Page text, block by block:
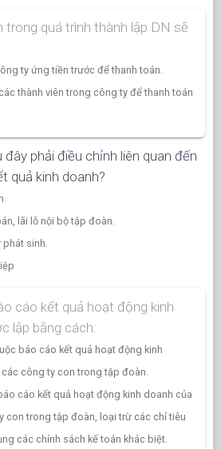
trong quá trình thành lập DN sẽ
ty ứng tiền trước để thanh toán.
thành viên trong công ty để thanh toán
phải điều chỉnh liên quan đến
quả kinh doanh?
lãi lỗ nội bộ tập đoàn.
sinh.
cáo kết quả hoạt động kinh
lập bằng cách:
báo cáo kết quả hoạt động kinh
công ty con trong tập đoàn.
cáo kết quả hoạt động kinh doanh của
con trong tập đoàn, loại trừ các chỉ tiêu
các chính sách kế toán khác biệt.